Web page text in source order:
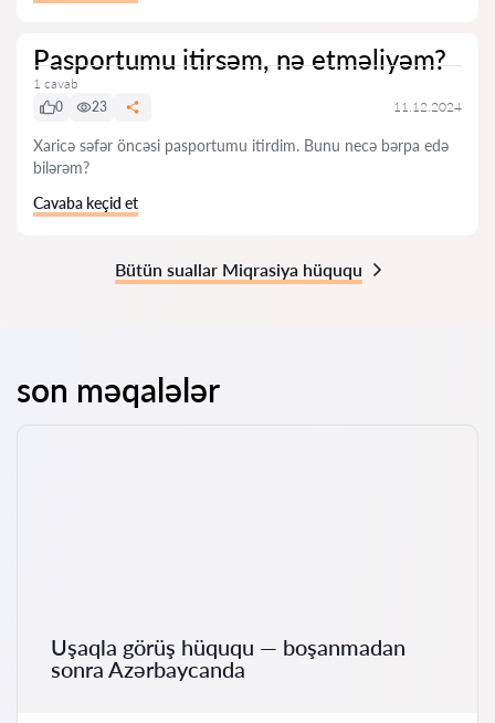
Pasportumu itirsəm, nə etməliyəm?
1 cavab
0
23 11.12.2024
Xaricə səfər öncəsi pasportumu itirdim. Bunu necə bərpa edə
bilərəm?
Cavaba keçid et
Bütün suallar Miqrasiya hüququ
son məqalələr
Uşaqla görüş hüququ — boşanmadan
sonra Azərbaycanda